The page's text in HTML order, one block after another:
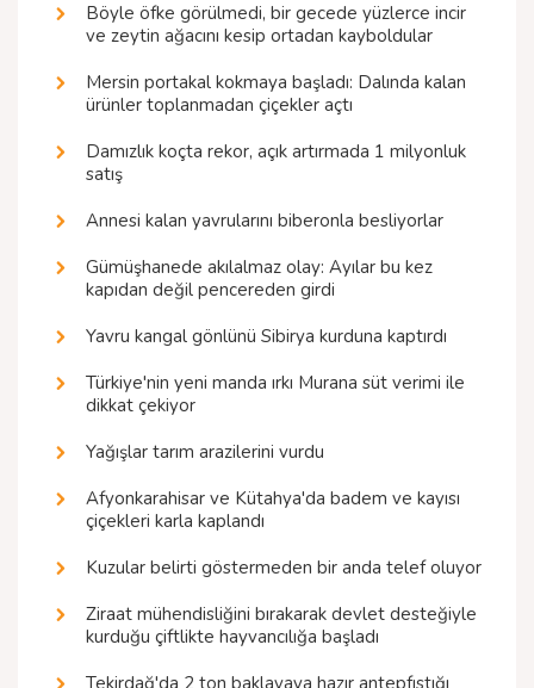
Böyle öfke görülmedi, bir gecede yüzlerce incir
ve zeytin ağacını kesip ortadan kayboldular
Mersin portakal kokmaya başladı: Dalında kalan
ürünler toplanmadan çiçekler açtı
Damızlık koçta rekor, açık artırmada 1 milyonluk
satış
Annesi kalan yavrularını biberonla besliyorlar
Gümüşhanede akılalmaz olay: Ayılar bu kez
kapıdan değil pencereden girdi
Yavru kangal gönlünü Sibirya kurduna kaptırdı
Türkiye'nin yeni manda ırkı Murana süt verimi ile
dikkat çekiyor
Yağışlar tarım arazilerini vurdu
Afyonkarahisar ve Kütahya'da badem ve kayısı
çiçekleri karla kaplandı
Kuzular belirti göstermeden bir anda telef oluyor
Ziraat mühendisliğini bırakarak devlet desteğiyle
kurduğu çiftlikte hayvancılığa başladı